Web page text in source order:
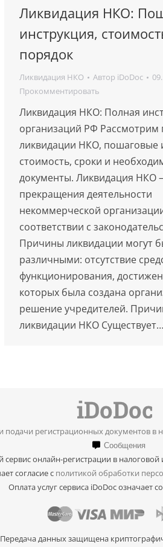
Ликвидация НКО:
инструкция,
порядок
Ликвидация НКО Автор iDoDoc
Прокомментировать
Ликвидация НКО: Полная
организаций РФ Рассмотрим
ликвидации НКО, пошаговые
стоимость, сроки и
документы. Ликвидация НКО
прекращения деятельности
некоммерческой
соответствии с
Причины ликвидации могут
различными: отсутствие
функционирования,
которых была создана
решение учредителей.
ликвидации НКО Существует…
подачи регистрационных документов
Сообщения
сервис онлайн-регистрации в
согласие с политикой обработки
Оплата услуг сервиса iDoDoc означает
Передача данных защищена